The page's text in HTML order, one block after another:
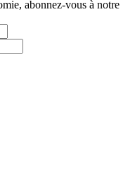
abonnez-vous à notre